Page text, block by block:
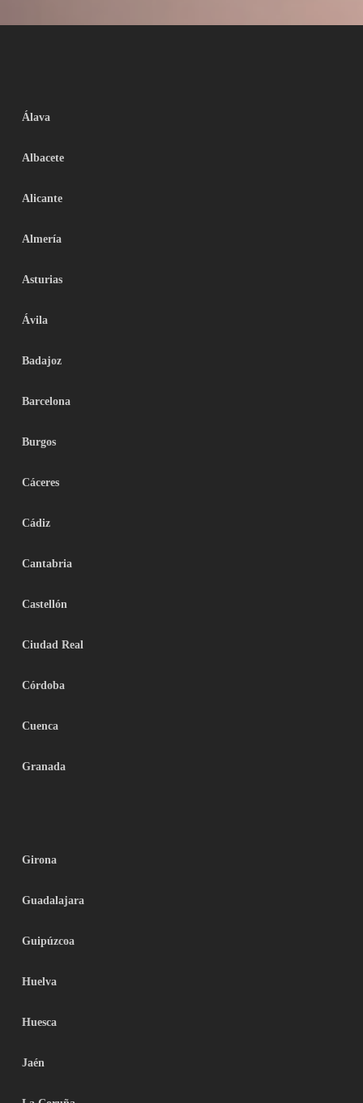
Álava
Albacete
Alicante
Almería
Asturias
Ávila
Badajoz
Barcelona
Burgos
Cáceres
Cádiz
Cantabria
Castellón
Ciudad Real
Córdoba
Cuenca
Granada
Girona
Guadalajara
Guipúzcoa
Huelva
Huesca
Jaén